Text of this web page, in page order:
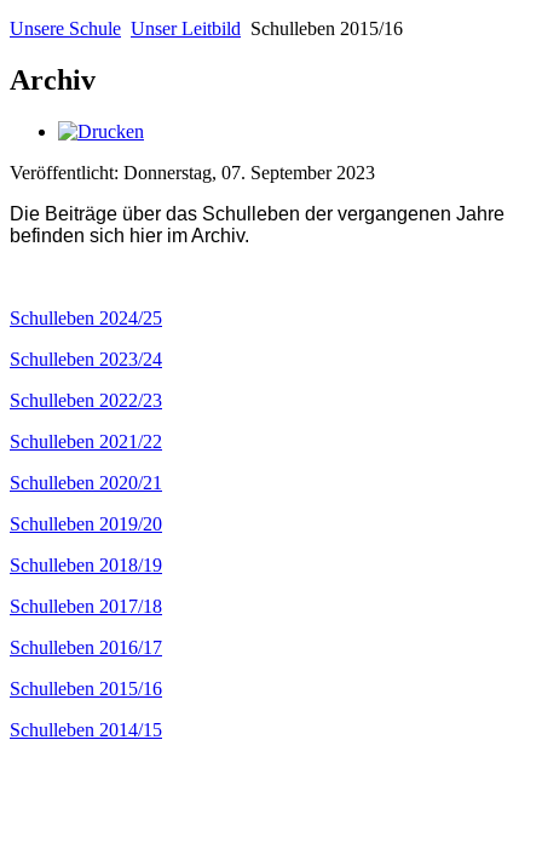
Unsere Schule Unser Leitbild Schulleben 2015/16
Archiv
Veröffentlicht: Donnerstag, 07. September 2023
Die Beiträge über das Schulleben der vergangenen Jahre
befinden sich hier im Archiv.
Schulleben 2024/25
Schulleben 2023/24
Schulleben 2022/23
Schulleben 2021/22
Schulleben 2020/21
Schulleben 2019/20
Schulleben 2018/19
Schulleben 2017/18
Schulleben 2016/17
Schulleben 2015/16
Schulleben 2014/15